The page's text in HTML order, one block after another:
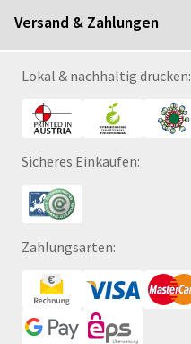
Versand & Zahlungen
Lokal & nachhaltig drucken:
Sicheres Einkaufen:
Zahlungsarten: